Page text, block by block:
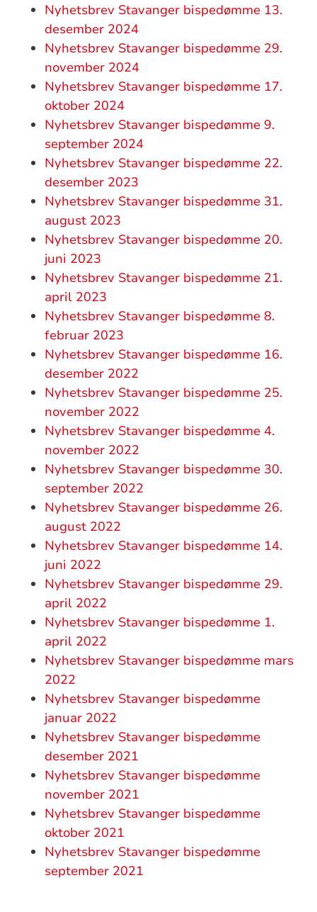
Nyhetsbrev Stavanger bispedømme 13.
desember 2024
Nyhetsbrev Stavanger bispedømme 29.
november 2024
Nyhetsbrev Stavanger bispedømme 17.
oktober 2024
Nyhetsbrev Stavanger bispedømme 9.
september 2024
Nyhetsbrev Stavanger bispedømme 22.
desember 2023
Nyhetsbrev Stavanger bispedømme 31.
august 2023
Nyhetsbrev Stavanger bispedømme 20.
juni 2023
Nyhetsbrev Stavanger bispedømme 21.
april 2023
Nyhetsbrev Stavanger bispedømme 8.
februar 2023
Nyhetsbrev Stavanger bispedømme 16.
desember 2022
Nyhetsbrev Stavanger bispedømme 25.
november 2022
Nyhetsbrev Stavanger bispedømme 4.
november 2022
Nyhetsbrev Stavanger bispedømme 30.
september 2022
Nyhetsbrev Stavanger bispedømme 26.
august 2022
Nyhetsbrev Stavanger bispedømme 14.
juni 2022
Nyhetsbrev Stavanger bispedømme 29.
april 2022
Nyhetsbrev Stavanger bispedømme 1.
april 2022
Nyhetsbrev Stavanger bispedømme mars
2022
Nyhetsbrev Stavanger bispedømme
januar 2022
Nyhetsbrev Stavanger bispedømme
desember 2021
Nyhetsbrev Stavanger bispedømme
november 2021
Nyhetsbrev Stavanger bispedømme
oktober 2021
Nyhetsbrev Stavanger bispedømme
september 2021